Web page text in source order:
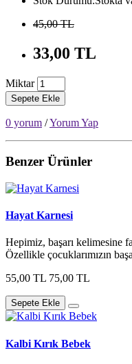
45,00 TL
33,00 TL
Miktar
Sepete Ekle
0 yorum /Yorum Yap
Benzer Ürünler
Hayat Karnesi
Hepimiz, başarı kelimesine
Özellikle çocuklarımızın
55,00 TL 75,00 TL
Sepete Ekle
Kalbi Kırık Bebek